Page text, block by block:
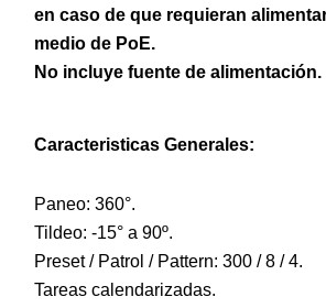
en caso de que requieran
medio de PoE.
No incluye fuente de alimentación.
Caracteristicas Generales:
Paneo: 360°.
Tildeo: -15° a 90º.
Preset / Patrol / Pattern: 300 / 8 / 4.
Tareas calendarizadas.